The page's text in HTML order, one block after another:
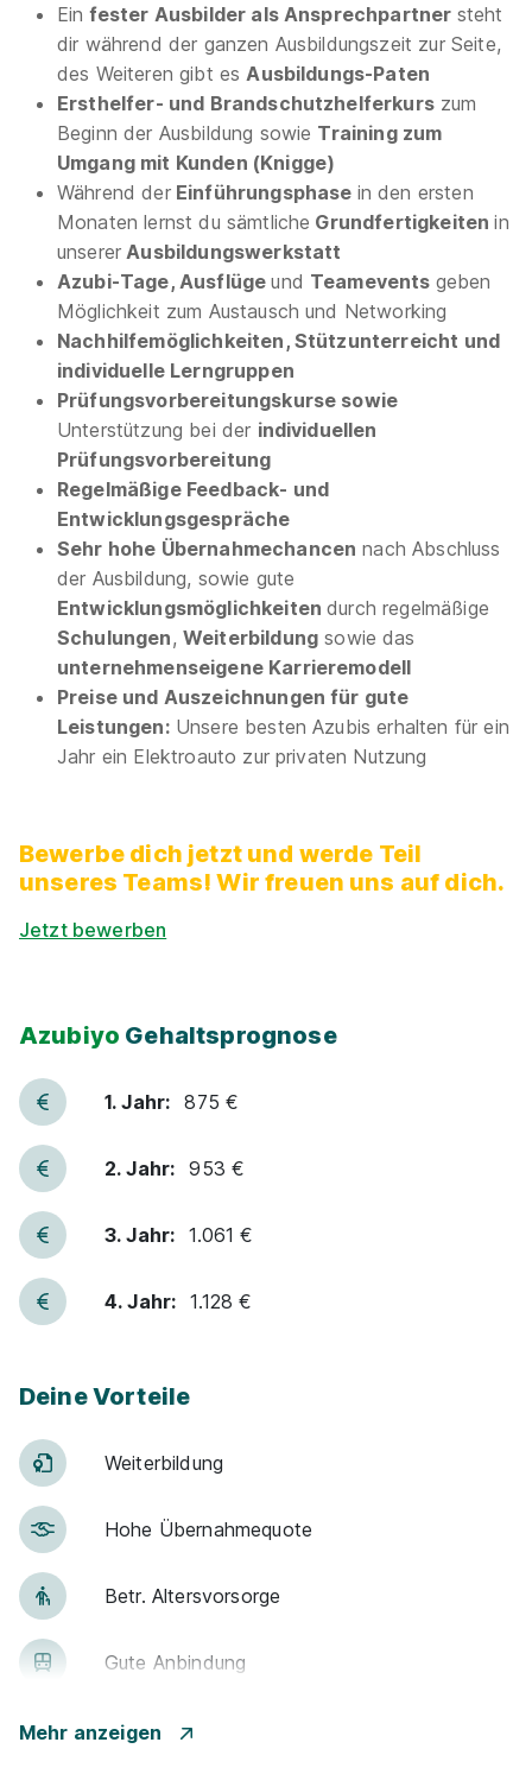
Elektroniker (w/m/d) für IT/IoT Systeme der
Gebäudetechnik 2027
Siemens AG
01.09.2027
79098 Freiburg im Breisgau
Ausbildung Elektroniker für Energie- und
Gebäudetechnik (m/w/d) 2027 badenovaNETZE
01.09.2027
79108 Freiburg im Breisgau
1.368 - 1.528 € pro Monat
Girls@DB - Ausbildung Elektroniker:in für
Betriebstechnik im Streckennetz 2027 Deutsche
78224 Singen
Bahn AG
78224 Schlatt unter Krähen (u.a.)
90%
Geh auf Nummer sicher mit unserem Berufswahltest.
Eignung checken und passende Stelle finden.
Mehr erfahren
Ausbildung Elektroniker:in für Betriebstechnik
im Streckennetz 2027
Ein fester Ausbilder als Ansprechpartner steht
dir während der ganzen Ausbildungszeit zur Seite,
des Weiteren gibt esAusbildungs-Paten
Ersthelfer- und Brandschutzhelferkurszum
Beginn der Ausbildung sowie Training zum
Umgang mit Kunden (Knigge)
Während derEinführungsphase in den ersten
Monaten lernst du sämtliche Grundfertigkeitenin
unserer Ausbildungswerkstatt
Azubi-Tage, Ausflügeund Teamevents geben
Möglichkeit zum Austausch und Networking
Nachhilfemöglichkeiten, Stützunterreicht und
individuelle Lerngruppen
Prüfungsvorbereitungskurse sowie
Unterstützung bei der individuellen
Prüfungsvorbereitung
Regelmäßige Feedback- und
Entwicklungsgespräche
Sehr hohe Übernahmechancen nach Abschluss
der Ausbildung, sowie gute
Entwicklungsmöglichkeitendurch regelmäßige
Schulungen, Weiterbildung sowie das
unternehmenseigene Karrieremodell
Preise und Auszeichnungen für gute
Leistungen:Unsere besten Azubis erhalten für ein
Jahr ein Elektroauto zur privaten Nutzung
Bewerbe dich jetzt und werde Teil
unseres Teams! Wir freuen uns auf dich.
Jetzt bewerben
Azubiyo Gehaltsprognose
1. Jahr: 875 €
2. Jahr: 953 €
3. Jahr: 1.061 €
4. Jahr: 1.128 €
Deine Vorteile
Weiter­bildung
Hohe Über­nah­me­quote
Betr. Alters­vor­sorge
Gute An­bin­dung
Kantine
Mehr anzeigen